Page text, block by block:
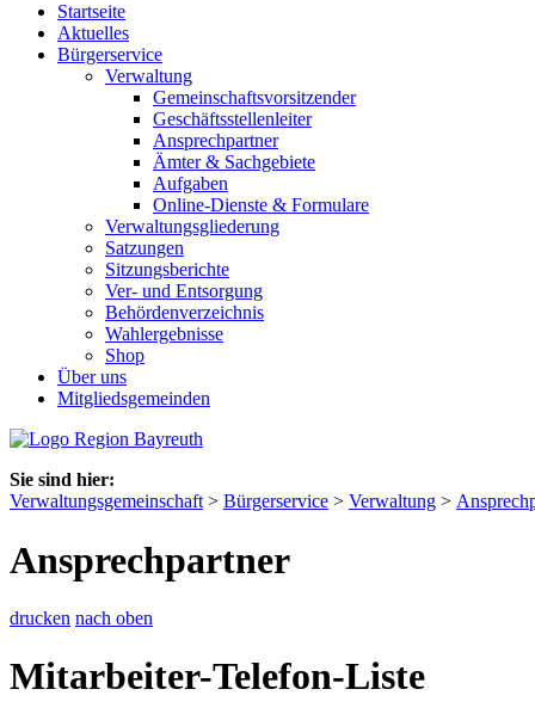
Startseite
Aktuelles
Bürgerservice
Verwaltung
Gemeinschaftsvorsitzender
Geschäftsstellenleiter
Ansprechpartner
Ämter & Sachgebiete
Aufgaben
Online-Dienste & Formulare
Verwaltungsgliederung
Satzungen
Sitzungsberichte
Ver- und Entsorgung
Behördenverzeichnis
Wahlergebnisse
Shop
Über uns
Mitgliedsgemeinden
Sie sind hier:
Verwaltungsgemeinschaft > Bürgerservice > Verwaltung >
Ansprechpartner
drucken nach oben
Mitarbeiter-Telefon-Liste